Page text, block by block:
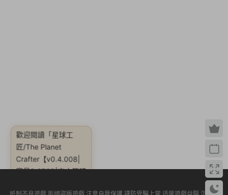
歡迎閱讀 「星球工
匠/The Planet
Crafter【v0.4.008|
容量3.67GB|官方簡體